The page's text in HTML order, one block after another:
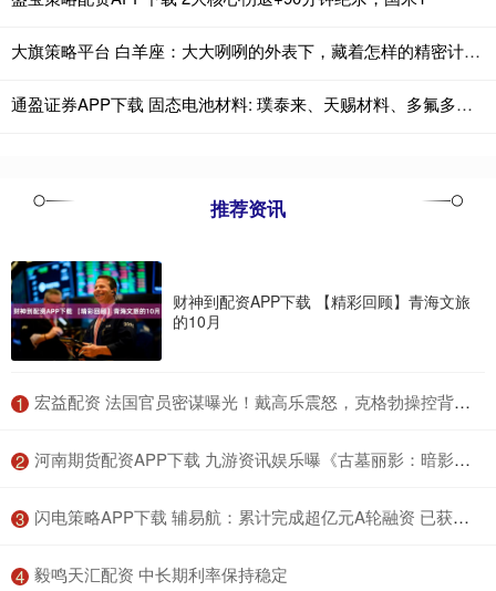
大旗策略平台 白羊座：大大咧咧的外表下，藏着怎样的精密计算器？
通盈证券APP下载 固态电池材料: 璞泰来、天赐材料、多氟多、星源材质, 谁更具潜力
推荐资讯
财神到配资APP下载 【精彩回顾】青海文旅
的10月
1 ​宏益配资 法国官员密谋曝光！戴高乐震怒，克格勃操控背后：情感陷阱与秘密档案揭秘
2 ​河南期货配资APP下载 九游资讯娱乐曝《古墓丽影：暗影》开发团队正打造 3A 新作，计划 2026 年发售
3 ​闪电策略APP下载 辅易航：累计完成超亿元A轮融资 已获海外OEM、具身智能领域多个定点项目
4 ​毅鸣天汇配资 中长期利率保持稳定